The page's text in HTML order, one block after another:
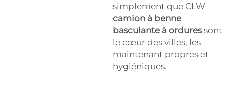
simplement que CLW
camion à benne
basculante à orduressont
le cœur des villes, les
maintenant propres et
hygiéniques.